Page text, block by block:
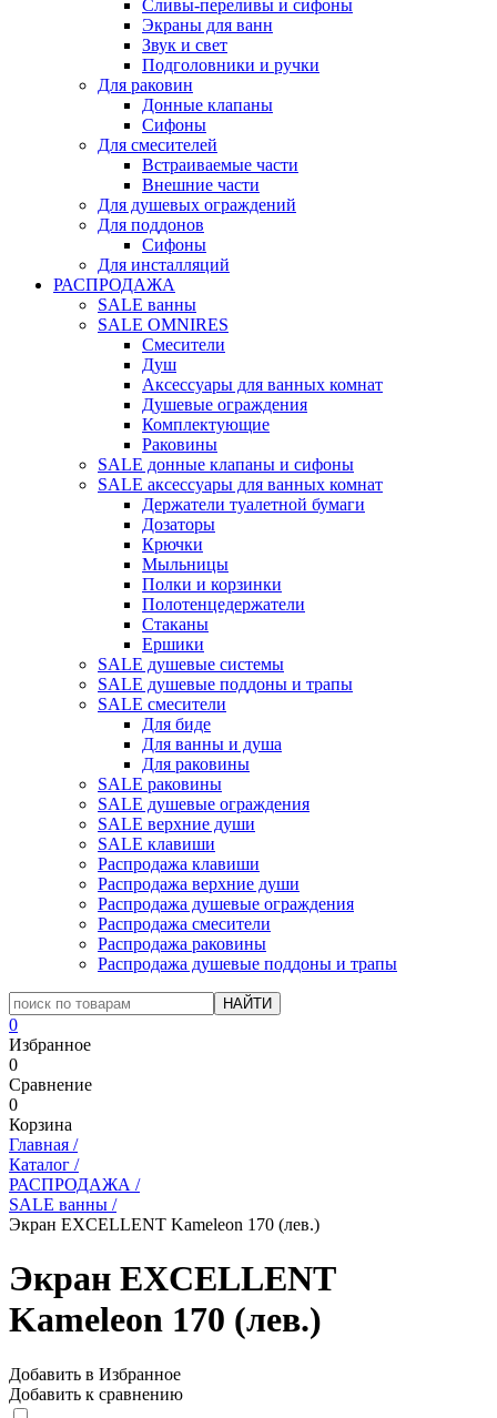
Сливы-переливы и сифоны
Экраны для ванн
Звук и свет
Подголовники и ручки
Для раковин
Донные клапаны
Сифоны
Для смесителей
Встраиваемые части
Внешние части
Для душевых ограждений
Для поддонов
Сифоны
Для инсталляций
РАСПРОДАЖА
SALE ванны
SALE OMNIRES
Смесители
Душ
Аксессуары для ванных комнат
Душевые ограждения
Комплектующие
Раковины
SALE донные клапаны и сифоны
SALE аксессуары для ванных комнат
Держатели туалетной бумаги
Дозаторы
Крючки
Мыльницы
Полки и корзинки
Полотенцедержатели
Стаканы
Ершики
SALE душевые системы
SALE душевые поддоны и трапы
SALE смесители
Для биде
Для ванны и душа
Для раковины
SALE раковины
SALE душевые ограждения
SALE верхние души
SALE клавиши
Распродажа клавиши
Распродажа верхние души
Распродажа душевые ограждения
Распродажа смесители
Распродажа раковины
Распродажа душевые поддоны и трапы
0
Избранное
0
Сравнение
0
Корзина
Главная /
Каталог /
РАСПРОДАЖА /
SALE ванны /
Экран EXCELLENT Kameleon 170 (лев.)
Экран EXCELLENT
Kameleon 170 (лев.)
Добавить в Избранное
Добавить к сравнению